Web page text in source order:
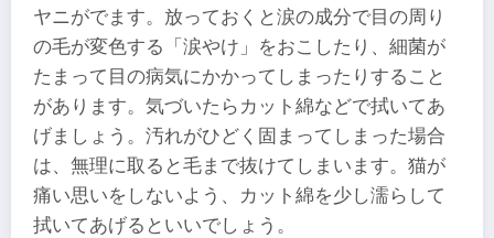
ヤニがでます。放っておくと涙の成分で目の周り
の毛が変色する「涙やけ」をおこしたり、細菌が
たまって目の病気にかかってしまったりすること
があります。気づいたらカット綿などで拭いてあ
げましょう。汚れがひどく固まってしまった場合
は、無理に取ると毛まで抜けてしまいます。猫が
痛い思いをしないよう、カット綿を少し濡らして
拭いてあげるといいでしょう。